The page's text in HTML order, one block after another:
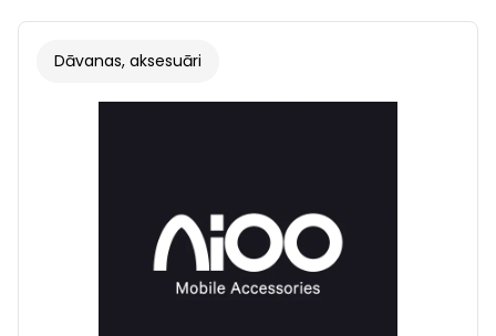
Dāvanas, aksesuāri